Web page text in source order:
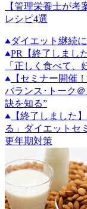
【管理栄養士が
レシピ4選
ダイエット継続
PR
【終了しまし
「正しく食べて、
【セミナー開催
バランス･トーク
訣を知る”
【終了しました
る」ダイエットセ
更年期対策